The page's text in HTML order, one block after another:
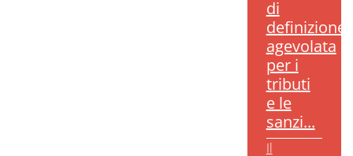
di
definizione
agevolata
per i
tributi
e le
sanzi...
Il